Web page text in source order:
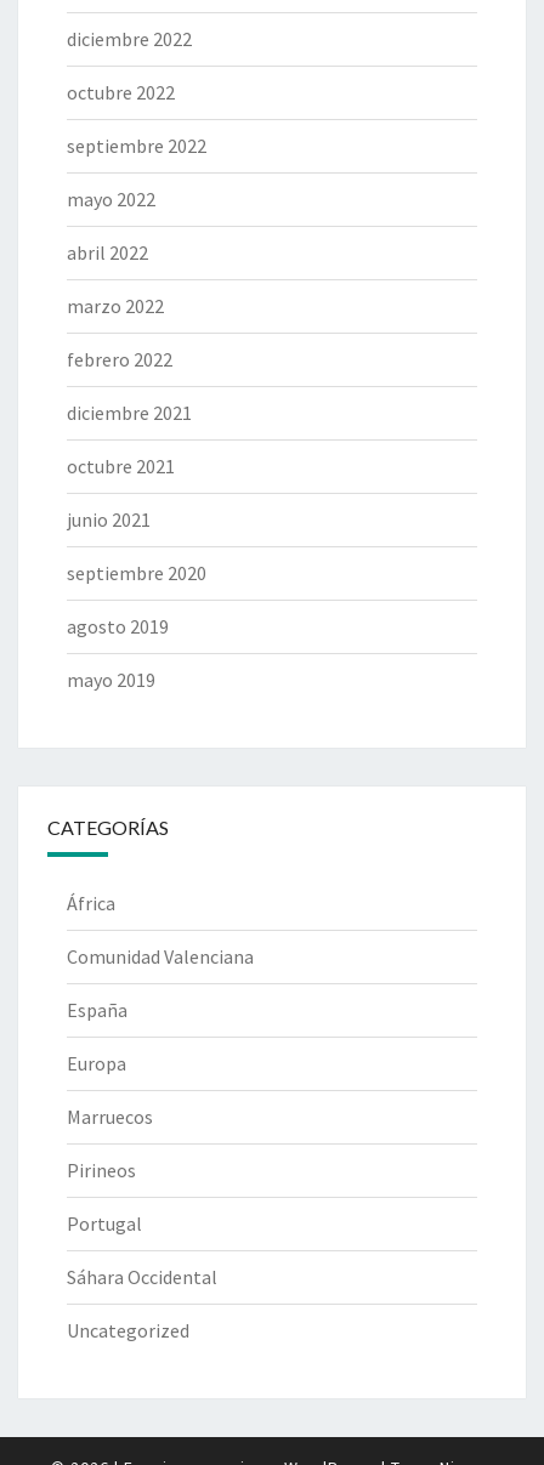
diciembre 2022
octubre 2022
septiembre 2022
mayo 2022
abril 2022
marzo 2022
febrero 2022
diciembre 2021
octubre 2021
junio 2021
septiembre 2020
agosto 2019
mayo 2019
CATEGORÍAS
África
Comunidad Valenciana
España
Europa
Marruecos
Pirineos
Portugal
Sáhara Occidental
Uncategorized